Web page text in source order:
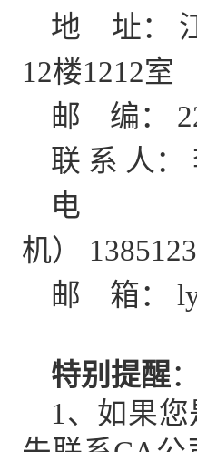
地
址：
12楼1212室
邮
编：
联 系 人：
电
机）
邮
箱：
特别提醒
1、如果